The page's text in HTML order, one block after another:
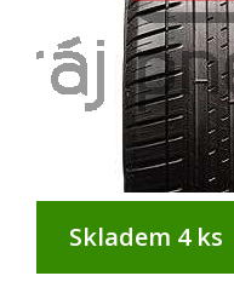
Skladem 4 ks